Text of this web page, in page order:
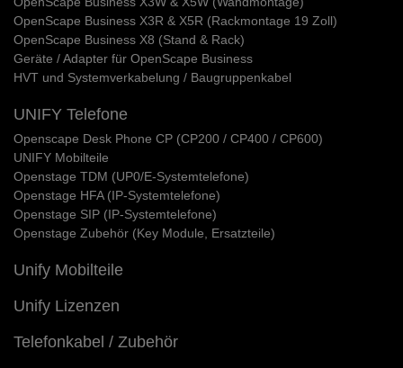
OpenScape Business X3R & X5R (Rackmontage 19 Zoll)
OpenScape Business X8 (Stand & Rack)
Geräte / Adapter für OpenScape Business
HVT und Systemverkabelung / Baugruppenkabel
UNIFY Telefone
Openscape Desk Phone CP (CP200 / CP400 / CP600)
UNIFY Mobilteile
Openstage TDM (UP0/E-Systemtelefone)
Openstage HFA (IP-Systemtelefone)
Openstage SIP (IP-Systemtelefone)
Openstage Zubehör (Key Module, Ersatzteile)
Unify Mobilteile
Unify Lizenzen
Telefonkabel / Zubehör